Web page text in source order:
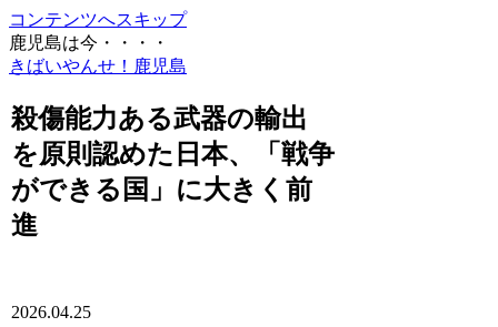
コンテンツへスキップ
鹿児島は今・・・・
きばいやんせ！鹿児島
殺傷能力ある武器の輸出
を原則認めた日本、「戦争
ができる国」に大きく前
進
2026.04.25